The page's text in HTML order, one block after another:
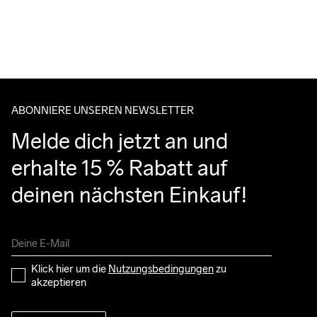
ABONNIERE UNSEREN NEWSLETTER
Melde dich jetzt an und
erhalte 15 % Rabatt auf
deinen nächsten Einkauf!
Klick hier um die Nutzungsbedingungen zu
akzeptieren